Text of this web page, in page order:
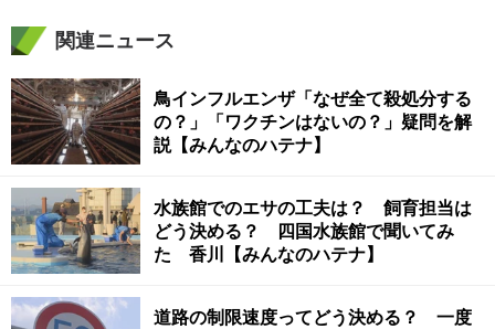
関連ニュース
鳥インフルエンザ「なぜ全て殺処分する
の？」「ワクチンはないの？」疑問を解
説【みんなのハテナ】
水族館でのエサの工夫は？ 飼育担当は
どう決める？ 四国水族館で聞いてみ
た 香川【みんなのハテナ】
道路の制限速度ってどう決める？ 一度